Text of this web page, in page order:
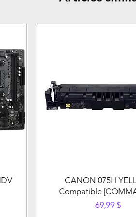
CANON 075H
Compatible
Prix
69,99 $